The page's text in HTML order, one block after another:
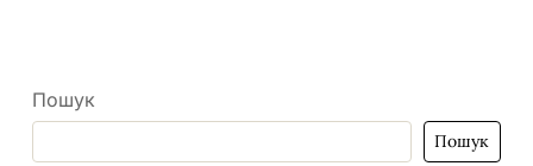
Пошук
Пошук